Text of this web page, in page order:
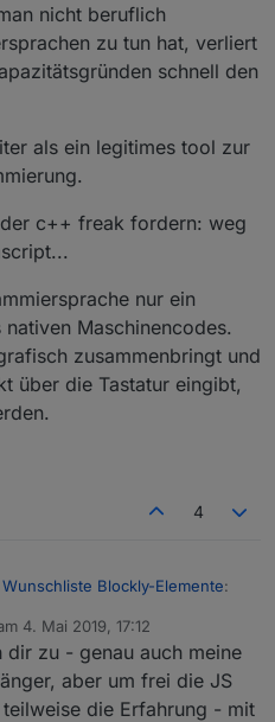
nicht beruflich
zu tun hat, verliert
schnell den
als ein legitimes tool zur
c++ freak fordern: weg
nur ein
Maschinencodes.
zusammenbringt und
über die Tastatur eingibt,
4
Wunschliste Blockly-Elemente:
oben, Zielgruppe für Blockly:
ist sicher der
Programmieren kann.
nutzt sicher an
machmal Fortgeschrittene.
wachsen ziemlich schnell.
4. Mai 2019, 17:12
von
dir zu - genau auch meine
aber um frei die JS
die Erfahrung - mit